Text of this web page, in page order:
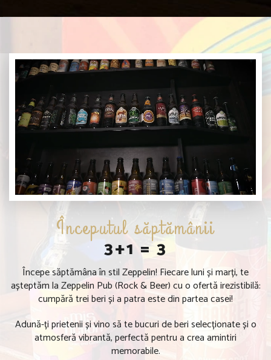
Începutul săptămânii
3+1 = 3
Începe săptămâna în stil Zeppelin! Fiecare luni și marți, te
așteptăm la Zeppelin Pub (Rock & Beer) cu o ofertă irezistibilă:
cumpără trei beri și a patra este din partea casei!
Adună-ți prietenii și vino să te bucuri de beri selecționate și o
atmosferă vibrantă, perfectă pentru a crea amintiri
memorabile.